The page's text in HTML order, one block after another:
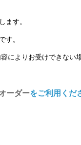
ます。
す。
によりお受けできない
ーダーをご利用くだ